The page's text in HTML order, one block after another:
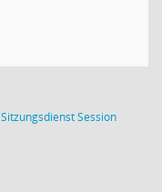
SitzungsdienstSession(Wird in